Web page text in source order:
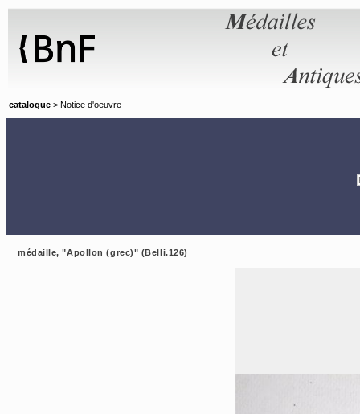
catalogue > Notice d'oeuvre
médaille, "Apollon (grec)" (Belli.126)